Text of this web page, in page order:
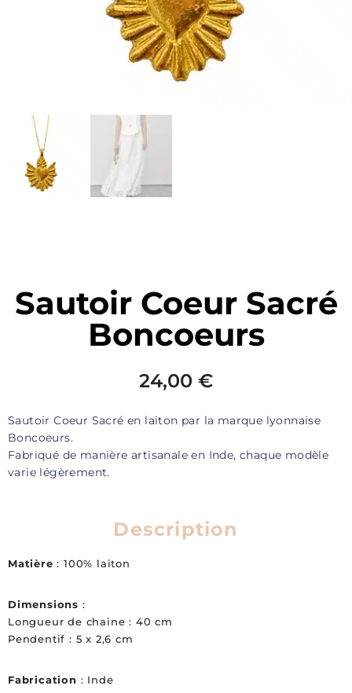
Sautoir Coeur Sacré
Boncoeurs
24,00 €
Sautoir Coeur Sacré en laiton par la marque lyonnaise
Boncoeurs.
Fabriqué de manière artisanale en Inde, chaque modèle
varie légèrement.
Description
Matière : 100% laiton
Dimensions :
Longueur de chaine : 40 cm
Pendentif : 5 x 2,6 cm
Fabrication : Inde